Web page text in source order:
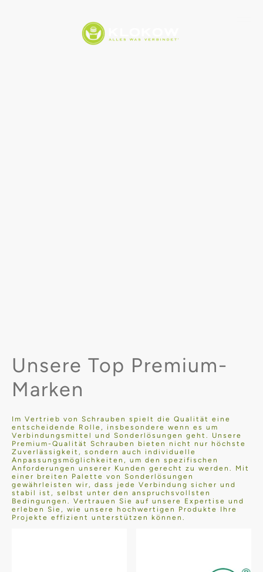
Unsere Top Premium-
Marken
Im Vertrieb von Schrauben spielt die Qualität eine
entscheidende Rolle, insbesondere wenn es um
Verbindungsmittel und Sonderlösungen geht. Unsere
Premium-Qualität Schrauben bieten nicht nur höchste
Zuverlässigkeit, sondern auch individuelle
Anpassungsmöglichkeiten, um den spezifischen
Anforderungen unserer Kunden gerecht zu werden. Mit
einer breiten Palette von Sonderlösungen
gewährleisten wir, dass jede Verbindung sicher und
stabil ist, selbst unter den anspruchsvollsten
Bedingungen. Vertrauen Sie auf unsere Expertise und
erleben Sie, wie unsere hochwertigen Produkte Ihre
Projekte effizient unterstützen können.